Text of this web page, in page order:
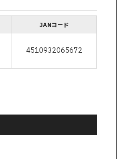
JANコード
4510932065672